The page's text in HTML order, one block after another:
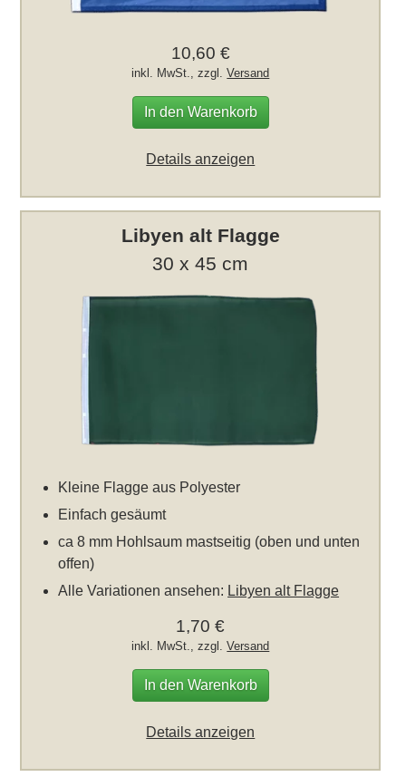
10,60 €
inkl. MwSt., zzgl.Versand
In den Warenkorb
Details anzeigen
Libyen alt Flagge
30 x 45 cm
Kleine Flagge aus Polyester
Einfach gesäumt
ca 8 mm Hohlsaum mastseitig (oben und unten
offen)
Alle Variationen ansehen: Libyen alt Flagge
1,70 €
inkl. MwSt., zzgl.Versand
In den Warenkorb
Details anzeigen